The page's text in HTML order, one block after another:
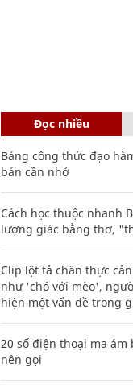
Đọc nhiều
Bảng công thức đạo
bản cần nhớ
Cách học thuộc nhanh
lượng giác bằng thơ,
Clip lột tả chân thực
như 'chó với mèo',
hiện một vấn đề trong
20 số điện thoại ma
nên gọi